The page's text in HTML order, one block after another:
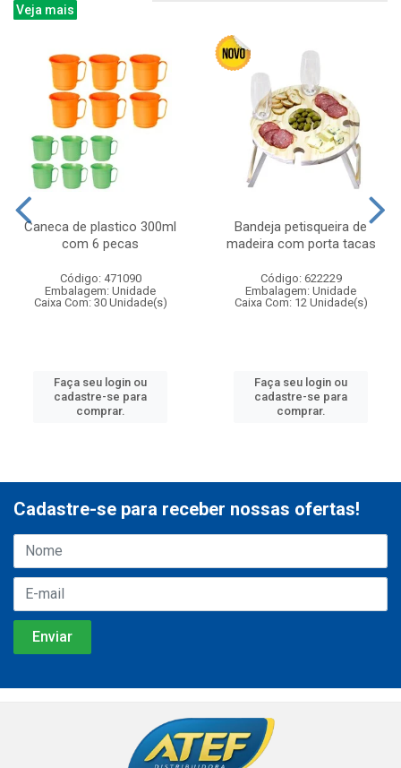
Veja mais
Caneca de plastico 300ml
com 6 pecas
Código: 471090
Embalagem: Unidade
Caixa Com: 30 Unidade(s)
Faça seu login ou
cadastre-se para
comprar.
Bandeja petisqueira de
madeira com porta tacas
Código: 622229
Embalagem: Unidade
Caixa Com: 12 Unidade(s)
Faça seu login ou
cadastre-se para
comprar.
Cadastre-se para receber nossas ofertas!